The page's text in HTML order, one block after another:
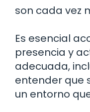
son cada vez
Es esencial
presencia y
adecuada,
entender que
un entorno